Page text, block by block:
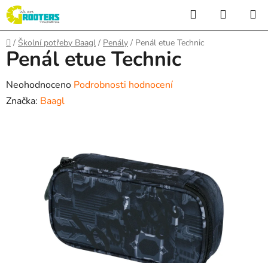
Přejít
na
obsah
Hledat
KOŠÍK
Domů
/ Školní potřeby Baagl / Penály / Penál etue Technic
Penál etue Technic
Průměrné
hodnocení
hvězdiček.
Neohodnoceno Podrobnosti hodnocení
Značka: Baagl